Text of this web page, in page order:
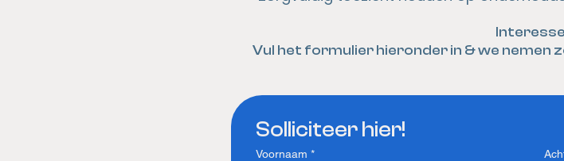
Vul het formulier hieronder in & we nemen
Solliciteer hier!
Voornaam *